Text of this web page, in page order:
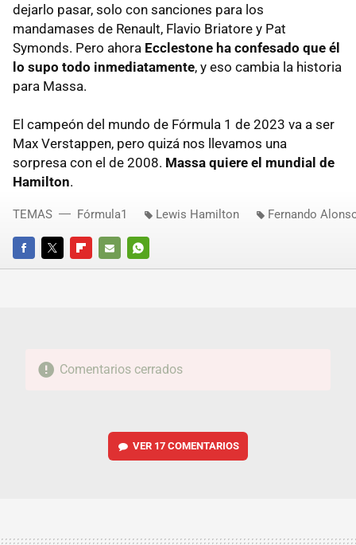
dejarlo pasar, solo con sanciones para los
mandamases de Renault, Flavio Briatore y Pat
Symonds. Pero ahora Ecclestone ha confesado que él
lo supo todo inmediatamente, y eso cambia la historia
para Massa.
El campeón del mundo de Fórmula 1 de 2023 va a ser
Max Verstappen, pero quizá nos llevamos una
sorpresa con el de 2008. Massa quiere el mundial de
Hamilton.
FACEBOOKTWITTERFLIPBOARD
E-
WHATSAPP
TEMAS Fórmula1 Lewis Hamilton Fernando
Comentarios cerrados
VER 17 COMENTARIOS